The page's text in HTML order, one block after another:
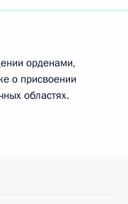
орденами,
о присвоении
областях.